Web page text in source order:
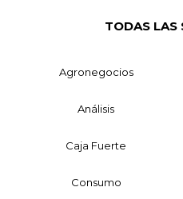
TODAS LAS
Agronegocios
Análisis
Caja Fuerte
Consumo